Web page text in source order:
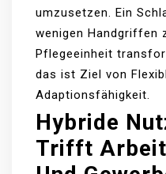
umzusetzen. Ein
wenigen Handgriffen
Pflegeeinheit
das ist Ziel von
Adaptionsfähigkeit.
Hybride
Trifft